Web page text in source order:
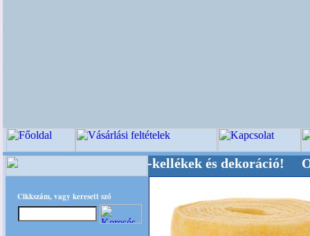
Cikkszám, vagy keresett szó
, Kegyeleti-kellékek és dekoráció!